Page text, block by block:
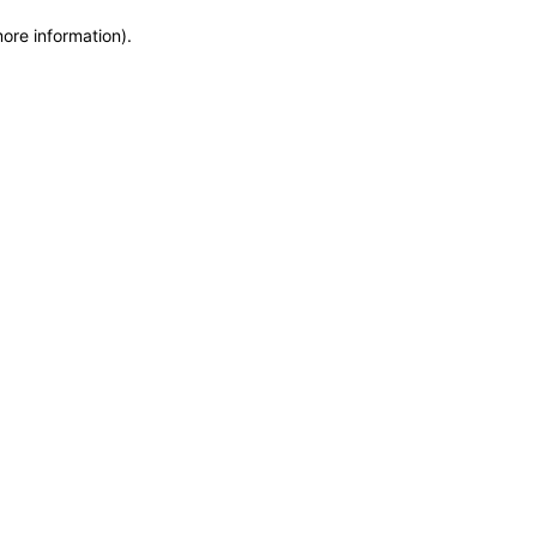
information).